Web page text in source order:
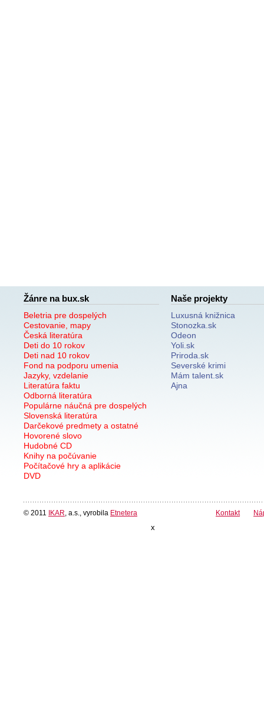
Žánre na bux.sk
Beletria pre dospelých
Cestovanie, mapy
Česká literatúra
Deti do 10 rokov
Deti nad 10 rokov
Fond na podporu umenia
Jazyky, vzdelanie
Literatúra faktu
Odborná literatúra
Populárne náučná pre dospelých
Slovenská literatúra
Darčekové predmety a ostatné
Hovorené slovo
Hudobné CD
Knihy na počúvanie
Počítačové hry a aplikácie
DVD
Naše projekty
Luxusná knižnica
Stonozka.sk
Odeon
Yoli.sk
Priroda.sk
Severské krimi
Mám talent.sk
Ajna
© 2011 IKAR , a.s., vyrobila Etnetera Kontakt
x